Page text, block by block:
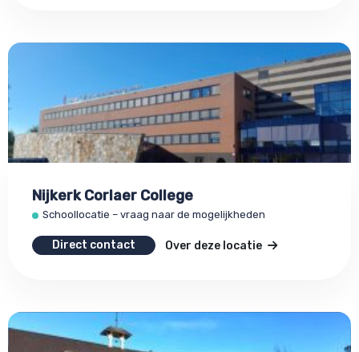
Nijkerk Corlaer College
Schoollocatie – vraag naar de mogelijkheden
Direct contact Over deze locatie